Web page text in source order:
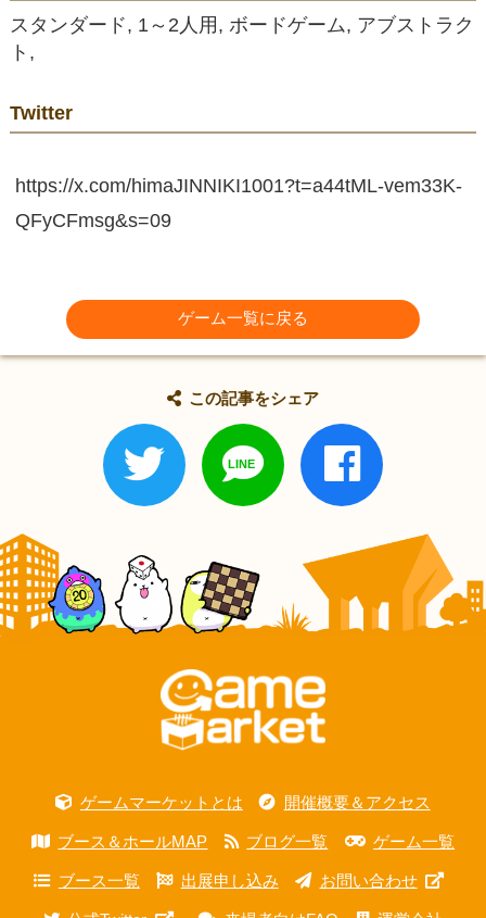
スタンダード, 1～2人用, ボードゲーム, アブストラク
ト,
Twitter
https://x.com/himaJINNIKI1001?t=a44tML-vem33K-
QFyCFmsg&s=09
ゲーム一覧に戻る
この記事をシェア
ゲームマーケットとは 開催概要＆アクセス
ブース＆ホールMAP ブログ一覧 ゲーム一覧
ブース一覧 出展申し込み お問い合わせ